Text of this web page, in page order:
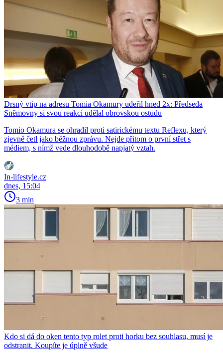
Drsný vtip na adresu Tomia Okamury udeřil hned 2x: Předseda
Sněmovny si svou reakcí udělal obrovskou ostudu
Tomio Okamura se ohradil proti satirickému textu Reflexu, který
zjevně četl jako běžnou zprávu. Nejde přitom o první střet s
médiem, s nímž vede dlouhodobě napjatý vztah.
In-lifestyle.cz
dnes, 15:04
3 min
Kdo si dá do oken tento typ rolet proti horku bez souhlasu, musí je
odstranit. Koupíte je úplně všude